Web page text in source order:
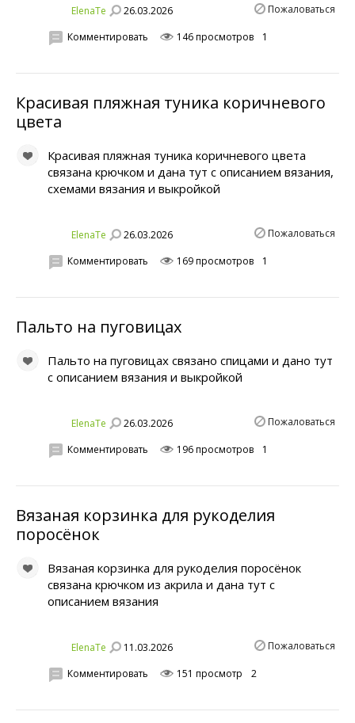
ElenaTe 26.03.2026 Пожаловаться
Комментировать 146 просмотров 1
Красивая пляжная туника коричневого
цвета
Красивая пляжная туника коричневого цвета
связана крючком и дана тут с описанием вязания,
схемами вязания и выкройкой
ElenaTe 26.03.2026 Пожаловаться
Комментировать 169 просмотров 1
Пальто на пуговицах
Пальто на пуговицах связано спицами и дано тут
с описанием вязания и выкройкой
ElenaTe 26.03.2026 Пожаловаться
Комментировать 196 просмотров 1
Вязаная корзинка для рукоделия
поросёнок
Вязаная корзинка для рукоделия поросёнок
связана крючком из акрила и дана тут с
описанием вязания
ElenaTe 11.03.2026 Пожаловаться
Комментировать 151 просмотр 2